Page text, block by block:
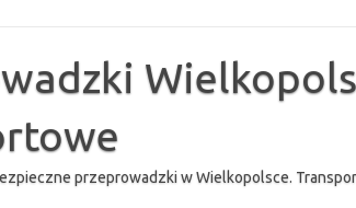
przeprowadzki w Wielkopolsce.